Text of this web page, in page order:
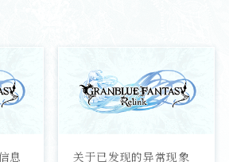
息
关于已发现的异常现象